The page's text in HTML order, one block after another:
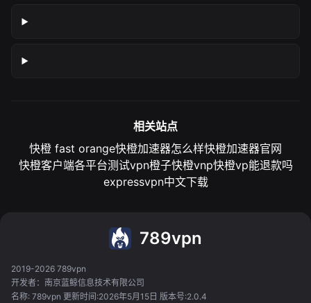
相关站点
快橙 fast orange快橙加速器怎么样快橙加速器官网
快橙客户端各平台测试vpn橙子快橙vnp快橙vp能退款吗
expressvpn中文下载
789vpn
2019-2026 789vpn
开发者：南京蓝鲸信息技术有限公司
名称: 789vpn 更新时间:2026年5月15日 版本号:2.0.4